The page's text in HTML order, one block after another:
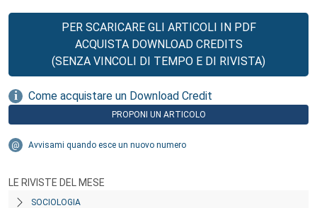
PER SCARICARE GLI ARTICOLI IN PDF
ACQUISTA DOWNLOAD CREDITS
(SENZA VINCOLI DI TEMPO E DI RIVISTA)
Come acquistare un Download Credit
PROPONI UN ARTICOLO
Avvisami quando esce un nuovo numero
LE RIVISTE DEL MESE
SOCIOLOGIA